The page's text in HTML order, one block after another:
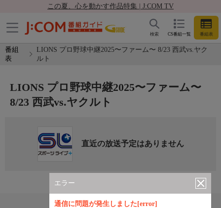
この夏、心を動かす作品特集 | J:COM TV
CS番組一覧 番組表
検索
番組
表
LIONS プロ野球中継2025〜ファーム〜 8/23 西武vs.ヤク
ルト
エラー
通信に問題が発生しました[error]
LIONS プロ野球中継2025〜ファーム〜
8/23 西武vs.ヤクルト
直近の放送予定はありません